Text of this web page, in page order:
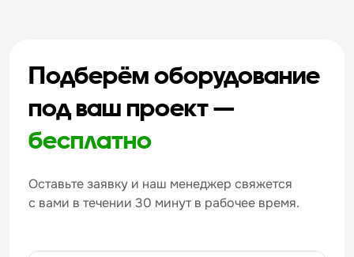
Подберём оборудование
под ваш проект —
бесплатно
Оставьте заявку и наш менеджер свяжется
с вами в течении 30 минут в рабочее время.